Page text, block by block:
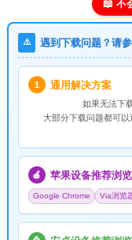
📖 不
⚠️ 遇到下载问题？请
1 通用解决方案
如果无法下
大部分下载问题都可
🍎 苹果设备推荐浏
Google Chrome Via浏览